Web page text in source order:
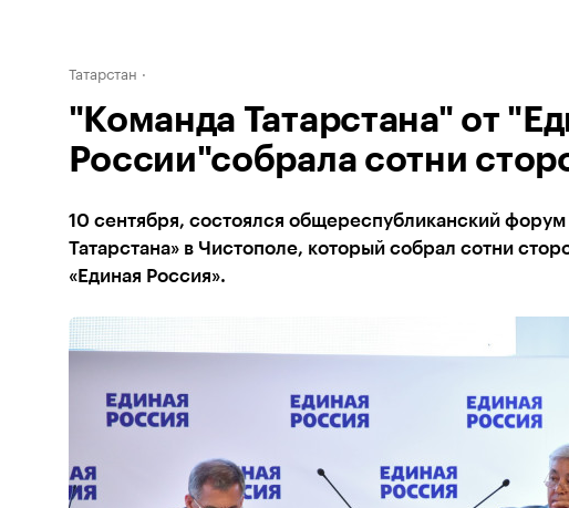
Татарстан
"Команда Татарстана" от
России"собрала сотни
10 сентября, состоялся общереспубликанский
Татарстана» в Чистополе, который собрал сотни
«Единая Россия».